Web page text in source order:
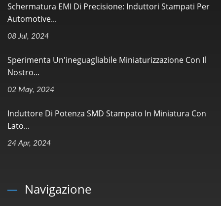
Schermatura EMI Di Precisione: Induttori Stampati Per
Automotive...
08 Jul, 2024
Sperimenta Un'ineguagliabile Miniaturizzazione Con Il
Nostro...
02 May, 2024
Induttore Di Potenza SMD Stampato In Miniatura Con
Lato...
24 Apr, 2024
Navigazione